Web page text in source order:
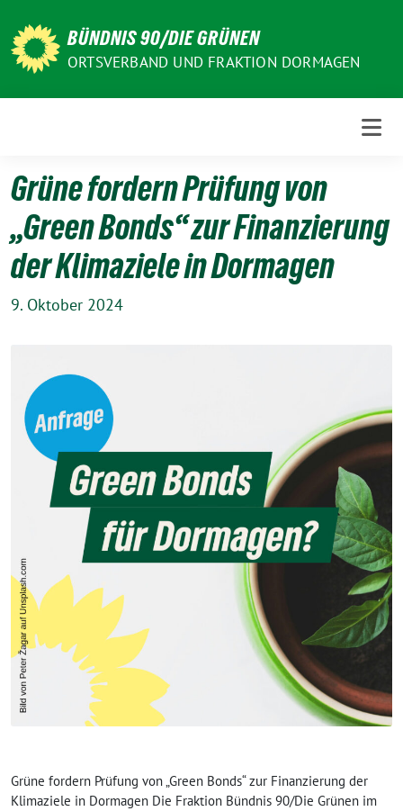
zum
Inhalt
BÜNDNIS 90/DIE GRÜNEN
ORTSVERBAND UND FRAKTION DORMAGEN
Grüne fordern Prüfung von
„Green Bonds“ zur Finanzierung
der Klimaziele in Dormagen
9. Oktober 2024
Grüne fordern Prüfung von „Green Bonds“ zur Finanzierung der
Klimaziele in Dormagen Die Fraktion Bündnis 90/Die Grünen im